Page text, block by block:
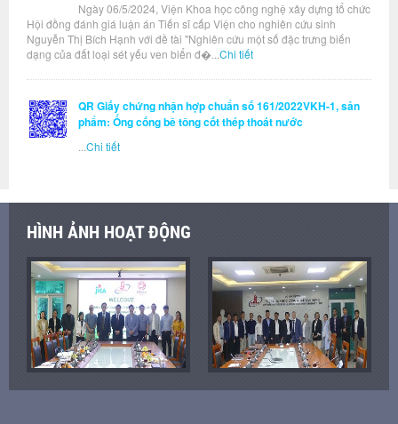
Ngày 06/5/2024, Viện Khoa học công nghệ xây dựng tổ chức
Hội đồng đánh giá luận án Tiến sĩ cấp Viện cho nghiên cứu sinh
Nguyễn Thị Bích Hạnh với đề tài "Nghiên cứu một số đặc trưng biến
dạng của đất loại sét yếu ven biển đ�... Chi tiết
QR Giấy chứng nhận hợp chuẩn số 161/2022VKH-1, sản
phẩm: Ống cống bê tông cốt thép thoát nước
Chi tiết
HÌNH ẢNH HOẠT ĐỘNG